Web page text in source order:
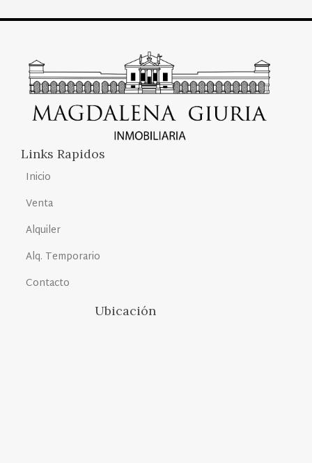
Links Rapidos
Inicio
Venta
Alquiler
Alq. Temporario
Contacto
Ubicación